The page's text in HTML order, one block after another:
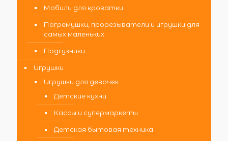
Мобили для кроватки
Погремушки, прорезыватели и игрушки для
самых маленьких
Подгузники
Игрушки
Игрушки для девочек
Детские кухни
Кассы и супермаркеты
Детская бытовая техника